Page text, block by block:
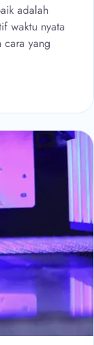
adalah
waktu nyata
cara yang